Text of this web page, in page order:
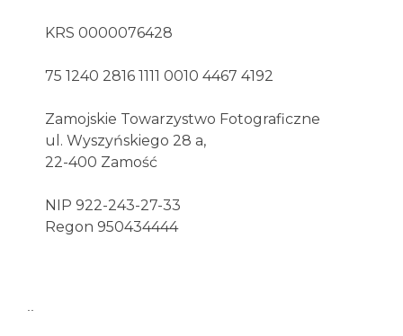
KRS 0000076428
75 1240 2816 1111 0010 4467 4192
Zamojskie Towarzystwo Fotograficzne
ul. Wyszyńskiego 28 a,
22-400 Zamość
NIP 922-243-27-33
Regon 950434444
..